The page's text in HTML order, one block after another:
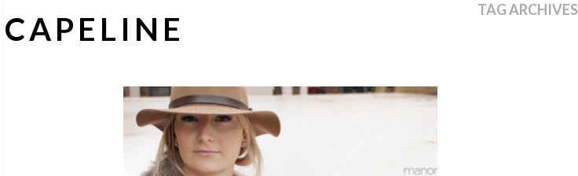
TAG ARCHIVES
CAPELINE